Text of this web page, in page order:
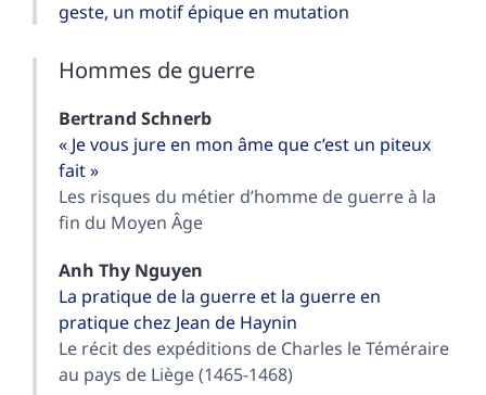
geste, un motif épique en mutation
Hommes de guerre
Bertrand Schnerb
« Je vous jure en mon âme que c’est un piteux
fait »
Les risques du métier d’homme de guerre à la
fin du Moyen Âge
Anh Thy Nguyen
La pratique de la guerre et la guerre en
pratique chez Jean de Haynin
Le récit des expéditions de Charles le Téméraire
au pays de Liège (1465-1468)